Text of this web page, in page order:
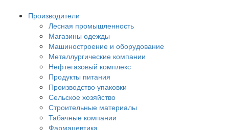
Производители
Лесная промышленность
Магазины одежды
Машиностроение и оборудование
Металлургические компании
Нефтегазовый комплекс
Продукты питания
Производство упаковки
Сельское хозяйство
Строительные материалы
Табачные компании
Фармацевтика